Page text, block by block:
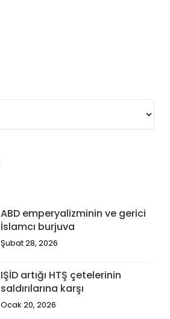
ABD emperyalizminin ve gerici
İslamcı burjuva
Şubat 28, 2026
IŞİD artığı HTŞ çetelerinin
saldırılarına karşı
Ocak 20, 2026